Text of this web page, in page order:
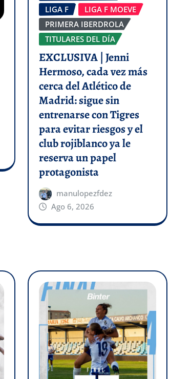
LIGA F
LIGA F MOEVE
PRIMERA IBERDROLA
TITULARES DEL DÍA
EXCLUSIVA | Jenni
Hermoso, cada vez más
cerca del Atlético de
Madrid: sigue sin
entrenarse con Tigres
para evitar riesgos y el
club rojiblanco ya le
reserva un papel
protagonista
manulopezfdez
Ago 6, 2026